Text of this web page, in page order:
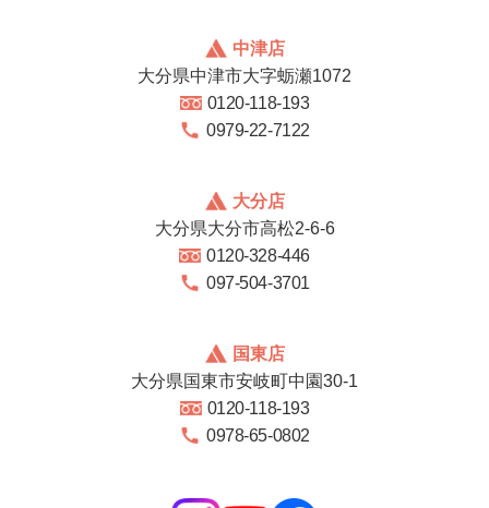
中津店
大分県中津市大字蛎瀬1072
0120-118-193
0979-22-7122
大分店
大分県大分市高松2-6-6
0120-328-446
097-504-3701
国東店
大分県国東市安岐町中園30-1
0120-118-193
0978-65-0802